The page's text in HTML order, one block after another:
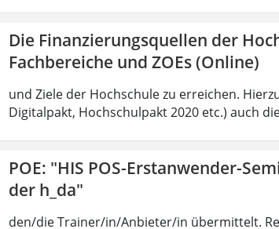
Die Finanzierungsquellen der
Fachbereiche und ZOEs (Online)
und Ziele der Hochschule zu erreichen.
Digitalpakt, Hochschulpakt 2020 etc.) auch
POE: "HIS POS-Erstanwender-
der h_da"
den/die Trainer/in/Anbieter/in übermittelt.